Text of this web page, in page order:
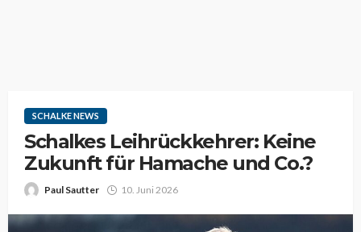
SCHALKE NEWS
Schalkes Leihrückkehrer: Keine
Zukunft für Hamache und Co.?
Paul Sautter 10. Juni 2026